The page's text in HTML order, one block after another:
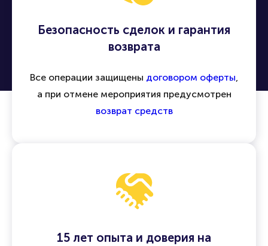
Безопасность сделок и гарантия
возврата
Все операции защищены договором оферты,
а при отмене мероприятия предусмотрен
возврат средств
15 лет опыта и доверия на